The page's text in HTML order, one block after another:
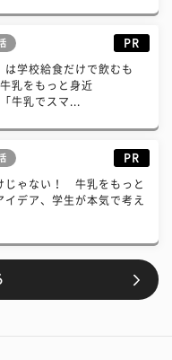
PR
は学校給食だけで飲むも
乳をもっと身近
牛乳でスマ...
PR
じゃない！ 牛乳をもっと
イデア、学生が本気で考え